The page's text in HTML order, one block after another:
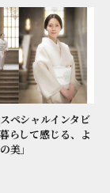
ペシャルインタビ
らして感じる、よ
美」